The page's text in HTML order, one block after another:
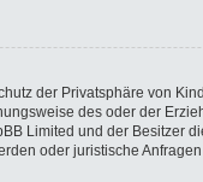
der Privatsphäre von
des oder der
Limited und der
oder juristische